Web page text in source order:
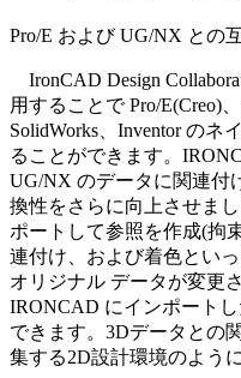
Pro/E および UG/NX との
IronCAD Design
用することで Pro/E(Creo)
SolidWorks、Inventor のネ
ることができます。
UG/NX のデータに関連付
換性をさらに向上させま
ポートして参照を作成(拘
連付け、および着色とい
オリジナル データが変更
IRONCAD にインポート
できます。3Dデータとの
集する2D設計環境のよう